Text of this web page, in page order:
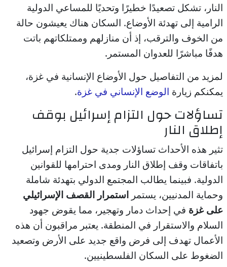
النار، تشكل تصعيدًا خطيرًا وتحديًا للمساعي الدولية
الرامية إلى تهدئة الأوضاع. السكان هناك يعيشون حالة
من الخوف والترقب، إذ أن منازلهم وممتلكاتهم باتت
هدفًا مباشرًا للعدوان المستمر.
لمزيد من التفاصيل حول الأوضاع الإنسانية في غزة،
يمكنكم زيارة الوضع الإنساني في غزة.
تساؤلات حول التزام إسرائيل بوقف
إطلاق النار
تثير هذه الأحداث تساؤلات جدية حول التزام إسرائيل
باتفاقات وقف إطلاق النار ومدى احترامها للقوانين
الدولية. فبينما يطالب المجتمع الدولي بتهدئة شاملة
وحماية المدنيين، يستمر استمرار القصف الإسرائيلي
على غزة في إحداث دمار وتهجير، مما يقوض جهود
السلام والاستقرار في المنطقة. يعتبر مراقبون أن هذه
الأعمال تهدف إلى فرض واقع جديد على الأرض وتصعيد
الضغوط على السكان الفلسطينيين.